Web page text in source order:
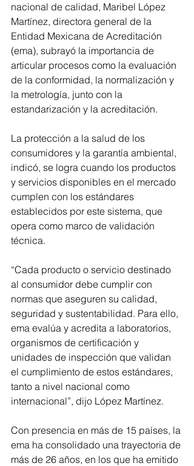
nacional de calidad, Maribel López
Martínez, directora general de la
Entidad Mexicana de Acreditación
(ema), subrayó la importancia de
articular procesos como la evaluación
de la conformidad, la normalización y
la metrología, junto con la
estandarización y la acreditación.
La protección a la salud de los
consumidores y la garantía ambiental,
indicó, se logra cuando los productos
y servicios disponibles en el mercado
cumplen con los estándares
establecidos por este sistema, que
opera como marco de validación
técnica.
“Cada producto o servicio destinado
al consumidor debe cumplir con
normas que aseguren su calidad,
seguridad y sustentabilidad. Para ello,
ema evalúa y acredita a laboratorios,
organismos de certificación y
unidades de inspección que validan
el cumplimiento de estos estándares,
tanto a nivel nacional como
internacional”, dijo López Martínez.
Con presencia en más de 15 países, la
ema ha consolidado una trayectoria de
más de 26 años, en los que ha emitido